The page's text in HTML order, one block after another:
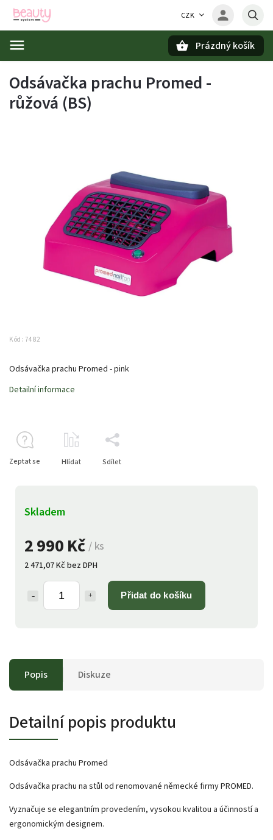
CZK
Prázdný košík
Odsávačka prachu Promed -
růžová (BS)
Kód: 7482
2 990 Kč/ ks
2 471,07 Kč bez DPH
Přidat do košíku
Skladem
Odsávačka prachu Promed - pink
Detailní informace
Zeptat se Hlídat Sdílet
Popis Diskuze
Detailní popis produktu
Odsávačka prachu Promed
Odsávačka prachu na stůl od renomované německé firmy PROMED.
Vyznačuje se elegantním provedením, vysokou kvalitou a účinností a
ergonomickým designem.